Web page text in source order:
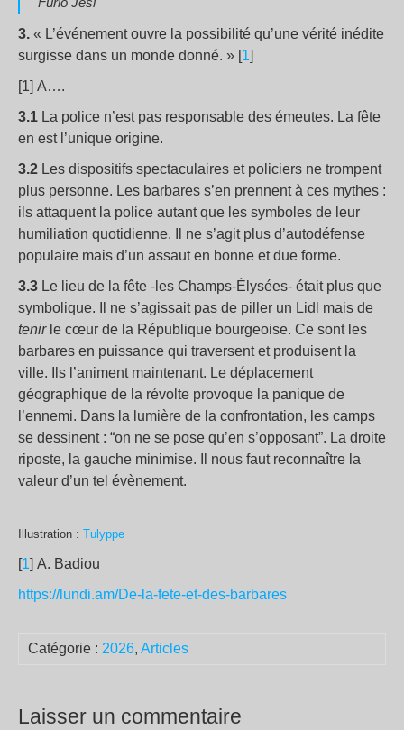
3. « L’événement ouvre la possibilité qu’une vérité inédite
surgisse dans un monde donné. » [1]
[1] A….
3.1 La police n’est pas responsable des émeutes. La fête
en est l’unique origine.
3.2 Les dispositifs spectaculaires et policiers ne trompent
plus personne. Les barbares s’en prennent à ces mythes :
ils attaquent la police autant que les symboles de leur
humiliation quotidienne. Il ne s’agit plus d’autodéfense
populaire mais d’un assaut en bonne et due forme.
3.3 Le lieu de la fête -les Champs-Élysées- était plus que
symbolique. Il ne s’agissait pas de piller un Lidl mais de
tenir le cœur de la République bourgeoise. Ce sont les
barbares en puissance qui traversent et produisent la
ville. Ils l’animent maintenant. Le déplacement
géographique de la révolte provoque la panique de
l’ennemi. Dans la lumière de la confrontation, les camps
se dessinent : “on ne se pose qu’en s’opposant”. La droite
riposte, la gauche minimise. Il nous faut reconnaître la
valeur d’un tel évènement.
Illustration : Tulyppe
[1] A. Badiou
https://lundi.am/De-la-fete-et-des-barbares
Catégorie : 2026, Articles
Laisser un commentaire